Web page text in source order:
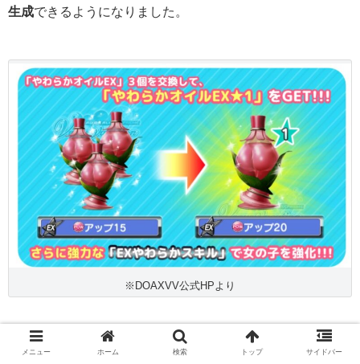
生成できるようになりました。
※DOAXVV公式HPより
メニュー ホーム 検索 トップ サイドバー